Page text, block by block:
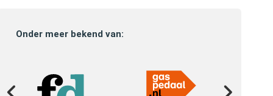
Onder meer bekend van: